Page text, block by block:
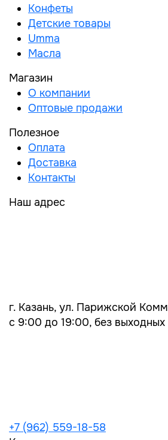
Конфеты
Детские товары
Umma
Масла
Магазин
О компании
Оптовые продажи
Полезное
Оплата
Доставка
Контакты
Наш адрес
г. Казань, ул. Парижской
с 9:00 до 19:00, без выходных
+7 (962) 559-18-58